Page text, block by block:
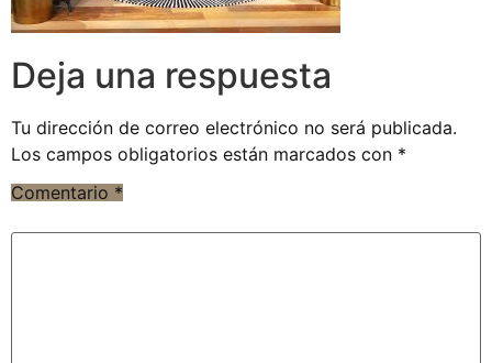
Deja una respuesta
Tu dirección de correo electrónico no será publicada.
Los campos obligatorios están marcados con *
Comentario *